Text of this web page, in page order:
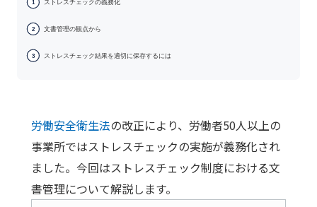
1 ストレスチェックの義務化
2 文書管理の観点から
3 ストレスチェック結果を適切に保存するには
労働安全衛生法の改正により、労働者50人以上の
事業所ではストレスチェックの実施が義務化され
ました。今回はストレスチェック制度における文
書管理について解説します。